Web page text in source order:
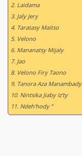
2. Laidama
3. Jaly Jery
4. Taratasy Maitso
5. Velono
6. Mananatsy Mijaly
7. Jao
8. Velono Firy Taono
9. Tanora Aza Manambady
10. Nintsika Jiaby Iz'ty
11. Ndeh'hody ”